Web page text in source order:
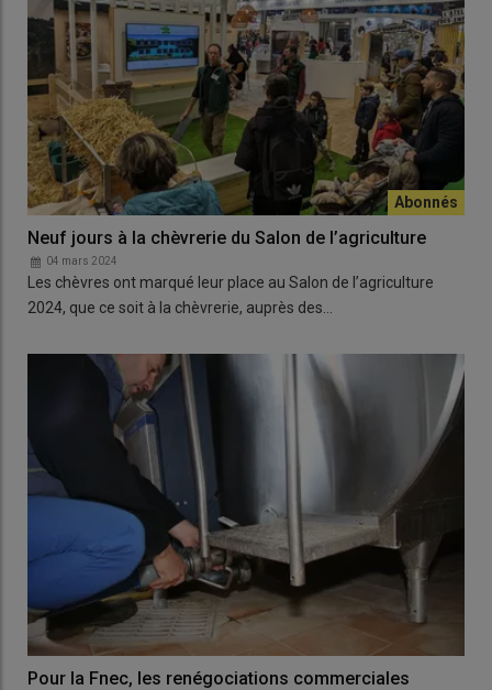
Neuf jours à la chèvrerie du Salon de l’agriculture
04 mars 2024
Les chèvres ont marqué leur place au Salon de l’agriculture
2024, que ce soit à la chèvrerie, auprès des…
Pour la Fnec, les renégociations commerciales